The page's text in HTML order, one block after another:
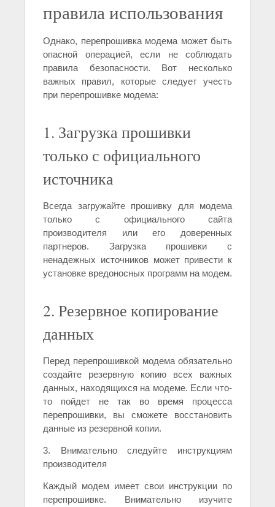
правила использования
Однако, перепрошивка модема может быть
опасной операцией, если не соблюдать
правила безопасности. Вот несколько
важных правил, которые следует учесть
при перепрошивке модема:
1. Загрузка прошивки
только с официального
источника
Всегда загружайте прошивку для модема
только с официального сайта
производителя или его доверенных
партнеров. Загрузка прошивки с
ненадежных источников может привести к
установке вредоносных программ на модем.
2. Резервное копирование
данных
Перед перепрошивкой модема обязательно
создайте резервную копию всех важных
данных, находящихся на модеме. Если что-
то пойдет не так во время процесса
перепрошивки, вы сможете восстановить
данные из резервной копии.
3. Внимательно следуйте инструкциям
производителя
Каждый модем имеет свои инструкции по
перепрошивке. Внимательно изучите